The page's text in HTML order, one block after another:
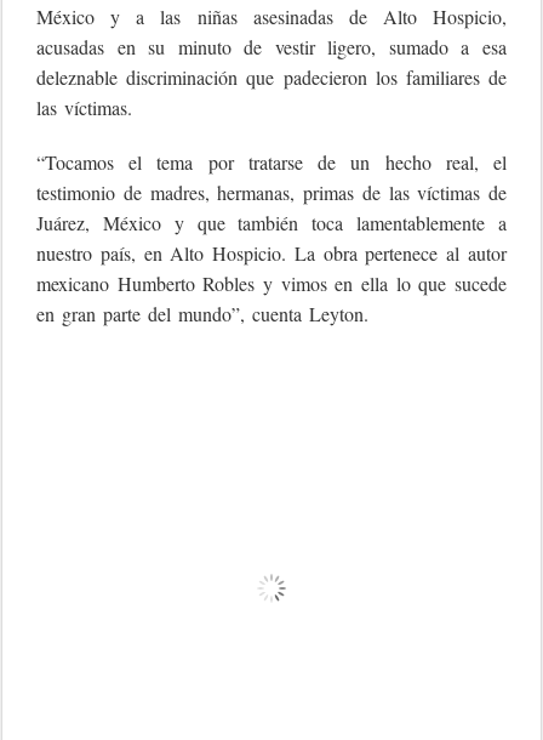
México y a las niñas asesinadas de Alto Hospicio,
acusadas en su minuto de vestir ligero, sumado a esa
deleznable discriminación que padecieron los familiares de
las víctimas.
“Tocamos el tema por tratarse de un hecho real, el
testimonio de madres, hermanas, primas de las víctimas de
Juárez, México y que también toca lamentablemente a
nuestro país, en Alto Hospicio. La obra pertenece al autor
mexicano Humberto Robles y vimos en ella lo que sucede
en gran parte del mundo”, cuenta Leyton.